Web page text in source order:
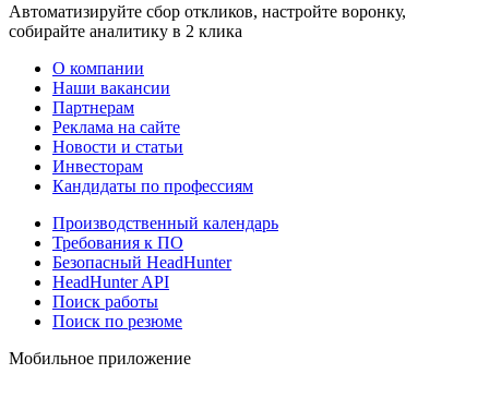
Автоматизируйте сбор откликов, настройте воронку,
собирайте аналитику в 2 клика
О компании
Наши вакансии
Партнерам
Реклама на сайте
Новости и статьи
Инвесторам
Кандидаты по профессиям
Производственный календарь
Требования к ПО
Безопасный HeadHunter
HeadHunter API
Поиск работы
Поиск по резюме
Мобильное приложение